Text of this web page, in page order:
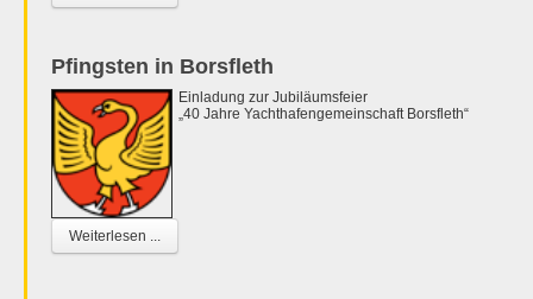
Pfingsten in Borsfleth
Einladung zur Jubiläumsfeier
„40 Jahre Yachthafengemeinschaft Borsfleth“
Weiterlesen ...